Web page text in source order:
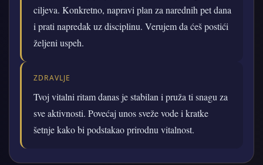
ciljeva. Konkretno, napravi plan za narednih pet dana
i prati napredak uz disciplinu. Verujem da ćeš postići
željeni uspeh.
ZDRAVLJE
Tvoj vitalni ritam danas je stabilan i pruža ti snagu za
sve aktivnosti. Povećaj unos sveže vode i kratke
šetnje kako bi podstakao prirodnu vitalnost.